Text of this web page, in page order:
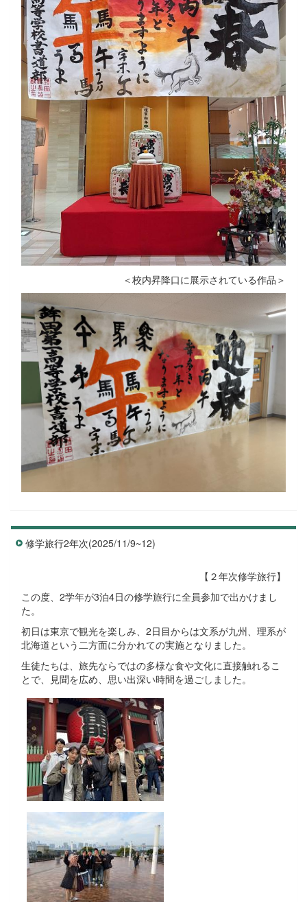
＜校内昇降口に展示されている作品＞
修学旅行2年次(2025/11/9~12)
【２年次修学旅行】
この度、2学年が3泊4日の修学旅行に全員参加で出かけまし
た。
初日は東京で観光を楽しみ、2日目からは文系が九州、理系が
北海道という二方面に分かれての実施となりました。
生徒たちは、旅先ならではの多様な食や文化に直接触れるこ
とで、見聞を広め、思い出深い時間を過ごしました。